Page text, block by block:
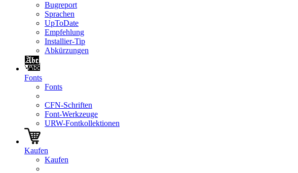
Bugreport
Sprachen
UpToDate
Empfehlung
Installier-Tip
Abkürzungen
Fonts
Fonts
CFN-Schriften
Font-Werkzeuge
URW-Fontkollektionen
Kaufen
Kaufen